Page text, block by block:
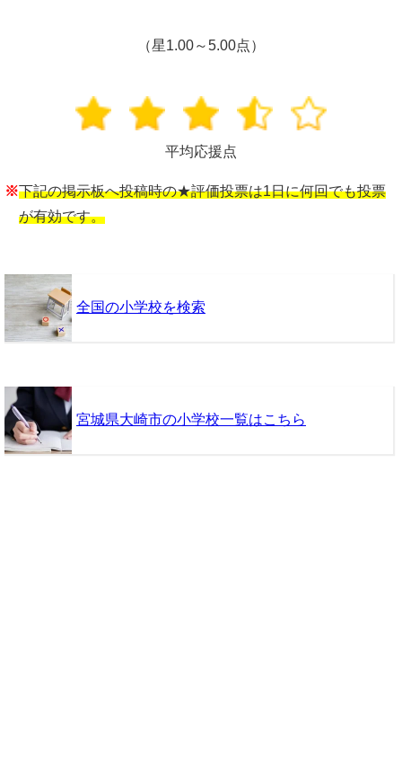
（星1.00～5.00点）
平均応援点
※下記の掲示板へ投稿時の★評価投票は1日に何回でも投票
が有効です。
全国の小学校を検索
宮城県大崎市の小学校一覧はこちら